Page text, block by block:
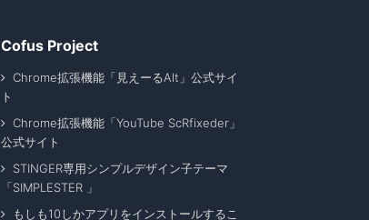
Cofus Project
Chrome拡張機能「見えーるAlt」公式サイ
ト
Chrome拡張機能「YouTube ScRfixeder」
公式サイト
STINGER専用シンプルデザイン子テーマ
「SIMPLESTER 」
もしも10しかアプリをインストールするこ